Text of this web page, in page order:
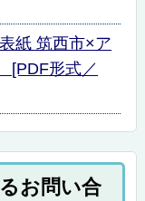
紙 筑西市×ア
[PDF形式／
お問い合